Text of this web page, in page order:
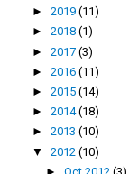
► 2019 (11)
► 2018 (1)
► 2017 (3)
► 2016 (11)
► 2015 (14)
► 2014(18)
► 2013 (10)
▼ 2012 (10)